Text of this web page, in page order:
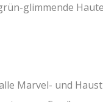
glimmende
Marvel- und